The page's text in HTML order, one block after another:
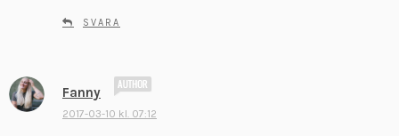
r
SVARA
Fanny
2017-03-10 kl. 07:12